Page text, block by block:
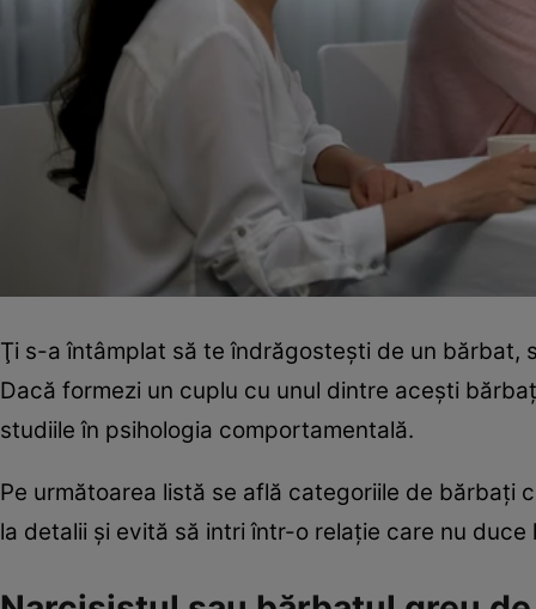
Ţi s-a întâmplat să te îndrăgosteşti de un bărbat,
Dacă formezi un cuplu cu unul dintre aceşti
studiile în psihologia comportamentală.
Pe următoarea listă se află categoriile de bărbaţi
la detalii şi evită să intri într-o relaţie care nu duce